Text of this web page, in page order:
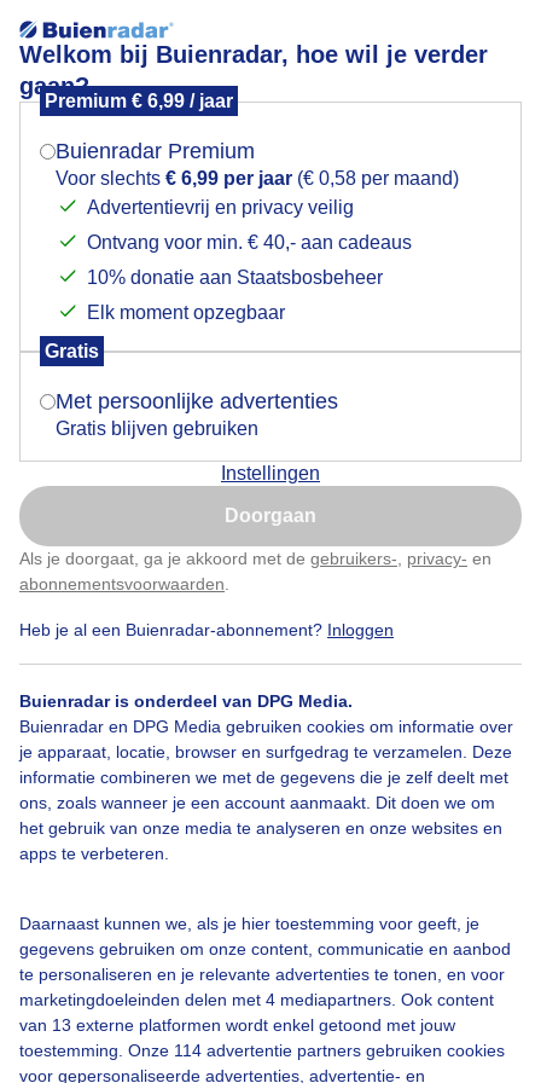
Welkom bij Buienradar, hoe wil je verder
gaan?
Premium € 6,99 / jaar
Buienradar Premium
Voor slechts € 6,99 per jaar (€ 0,58 per maand)
Advertentievrij en privacy veilig
Ontvang voor min. € 40,- aan cadeaus
10% donatie aan Staatsbosbeheer
Elk moment opzegbaar
Gratis
Met persoonlijke advertenties
Gratis blijven gebruiken
Instellingen
Doorgaan
Als je doorgaat, ga je akkoord met de gebruikers- privacy- en
abonnementsvoorwaarden
Heb je al een Buienradar-abonnement? Inloggen
Buienradar is onderdeel van DPG Media.
Buienradar en DPG Media gebruiken cookies om informatie over
je apparaat, locatie, browser en surfgedrag te verzamelen. Deze
informatie combineren we met de gegevens die je zelf deelt met
ons, zoals wanneer je een account aanmaakt. Dit doen we om
het gebruik van onze media te analyseren en onze websites en
apps te verbeteren.
Daarnaast kunnen we, als je hier toestemming voor geeft, je
gegevens gebruiken om onze content, communicatie en aanbod
te personaliseren en je relevante advertenties te tonen, en voor
marketingdoeleinden delen met 4 mediapartners. Ook content
van 13 externe platformen wordt enkel getoond met jouw
toestemming. Onze 114 advertentie partners gebruiken cookies
voor gepersonaliseerde advertenties, advertentie- en
zonloos
Populaire categorieën
Lente
Zomer
Over Buienradar
Bedrijfsgegevens
Veelgestelde vragen
Contact
Gebruikersvoorwaarden
Adverteren
Buienradar Team
Privacy beleid
Mogen we je locatie gebruiken voor het
Indien je hier nog geen akkoord op hebt gegeven,
verschijnt er zo een pop-up uit je browser waarin
Is goed, toon de popup
Nu niet, misschien later
Klik hierom dit aan te passen